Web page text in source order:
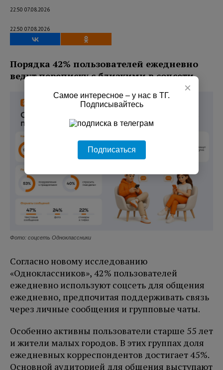
22:50 07.08.2026
22:50 07.08.2026
Порядка 42% пользователей ежедневно
ведут переписку с близкими в соцсети.
Фото: соцсеть Одноклассники
Согласно новому исследованию
«Одноклассников», 42% пользователей
ежедневно используют соцсеть для общения
ежедневно, предпочитая поддерживать связь
через личные сообщения и групповые чаты.
Особенно активны пользователи старше 55 лет
и жители малых городов. В этих группах доля
ежедневных корреспондентов достигает 45%.
Основной аудиторией для общения выступают
×
Самое интересное – у нас в ТГ.
Подписывайтесь
Подписаться